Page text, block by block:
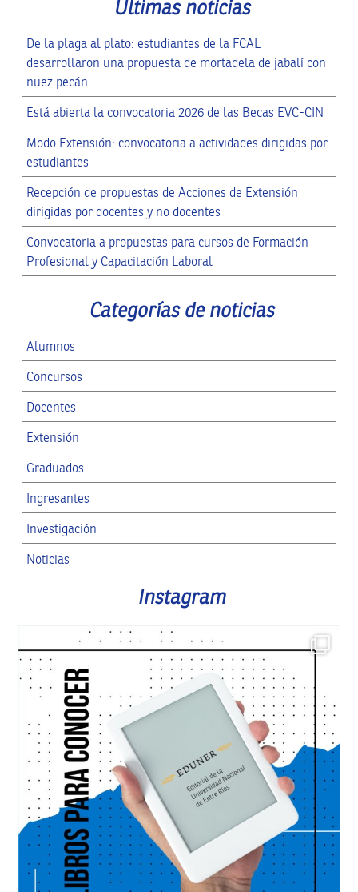
Ultimas noticias
De la plaga al plato: estudiantes de la FCAL
desarrollaron una propuesta de mortadela de jabalí con
nuez pecán
Está abierta la convocatoria 2026 de las Becas EVC-CIN
Modo Extensión: convocatoria a actividades dirigidas por
estudiantes
Recepción de propuestas de Acciones de Extensión
dirigidas por docentes y no docentes
Convocatoria a propuestas para cursos de Formación
Profesional y Capacitación Laboral
Categorías de noticias
Alumnos
Concursos
Docentes
Extensión
Graduados
Ingresantes
Investigación
Noticias
Instagram